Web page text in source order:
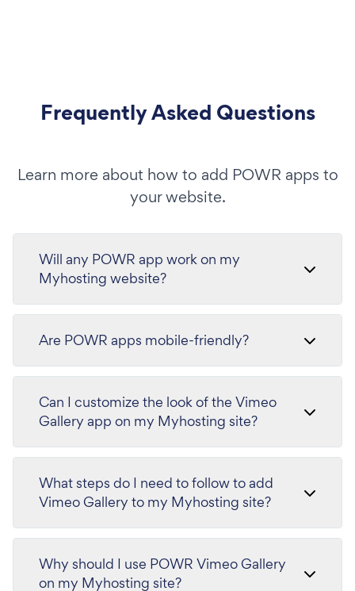
Frequently Asked Questions
Learn more about how to add POWR apps to
your website.
Will any POWR app work on my
Myhosting website?
Are POWR apps mobile-friendly?
Can I customize the look of the Vimeo
Gallery app on my Myhosting site?
What steps do I need to follow to add
Vimeo Gallery to my Myhosting site?
Why should I use POWR Vimeo Gallery
on my Myhosting site?